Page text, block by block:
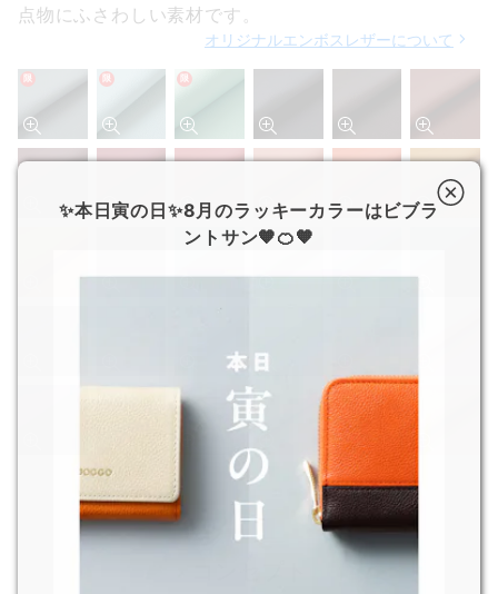
点物にふさわしい素材です。
オリジナルエンボスレザーについて
限 限 限
✨本日寅の日✨8月のラッキーカラーはビブラ
ントサン🧡🍊🧡